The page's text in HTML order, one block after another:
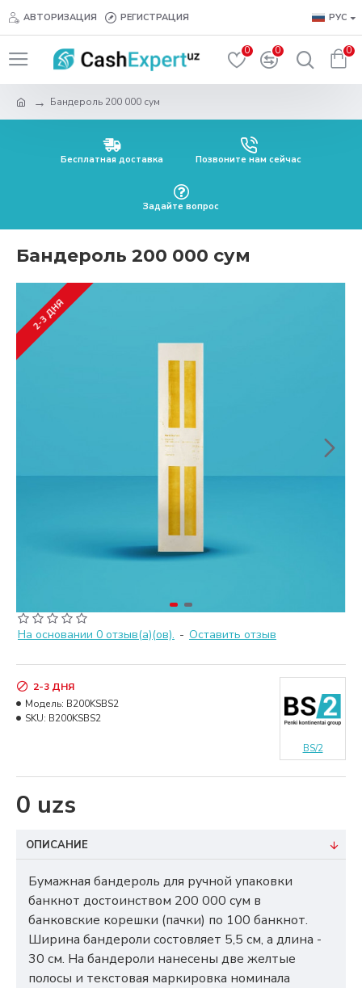
АВТОРИЗАЦИЯ РЕГИСТРАЦИЯ РУС
0 0 0
Бандероль 200 000 сум
Бесплатная доставка Позвоните нам сейчас
Задайте вопрос
Бандероль 200 000 сум
2-3 ДНЯ
На основании 0 отзыв(а)(ов). - Оставить отзыв
0 uzs
2-3 ДНЯ
Модель: B200KSBS2
SKU: B200KSBS2
BS/2
ОПИСАНИЕ
Бумажная бандероль для ручной упаковки
банкнот достоинством 200 000 сум в
банковские корешки (пачки) по 100 банкнот.
Ширина бандероли состовляет 5,5 см, а длина -
30 см. На бандероли нанесены две желтые
полосы и текстовая маркировка номинала